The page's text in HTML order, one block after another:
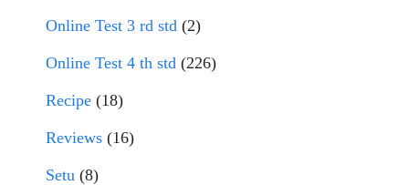
Online Test 3 rd std (2)
Online Test 4 th std (226)
Recipe (18)
Reviews (16)
Setu (8)